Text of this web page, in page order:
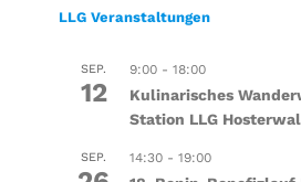
LLG Veranstaltungen
SEP.
12
9:00- 18:00
Kulinarisches
Station LLG
SEP. 14:30- 19:00